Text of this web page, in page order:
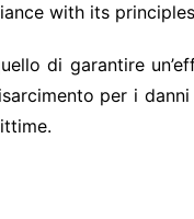
with its
di garantire
per i